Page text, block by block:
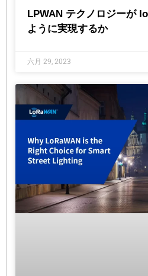
LPWAN テクノロジーが
ように実現するか
六月 29, 2023